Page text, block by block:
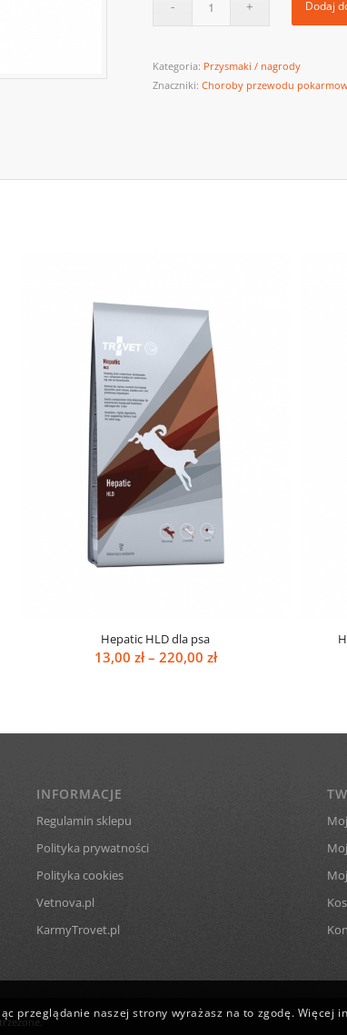
Dodaj
Kategoria: Przysmaki / nagrody
Znaczniki:Choroby przewodu
Hepatic HLD dla psa
13,00 zł – 220,00 złZakres
INFORMACJE
Regulamin sklepu
Polityka prywatności
Polityka cookies
Vetnova.pl
KarmyTrovet.pl
przeglądanie naszej strony wyrażasz na to zgodę. Więcej